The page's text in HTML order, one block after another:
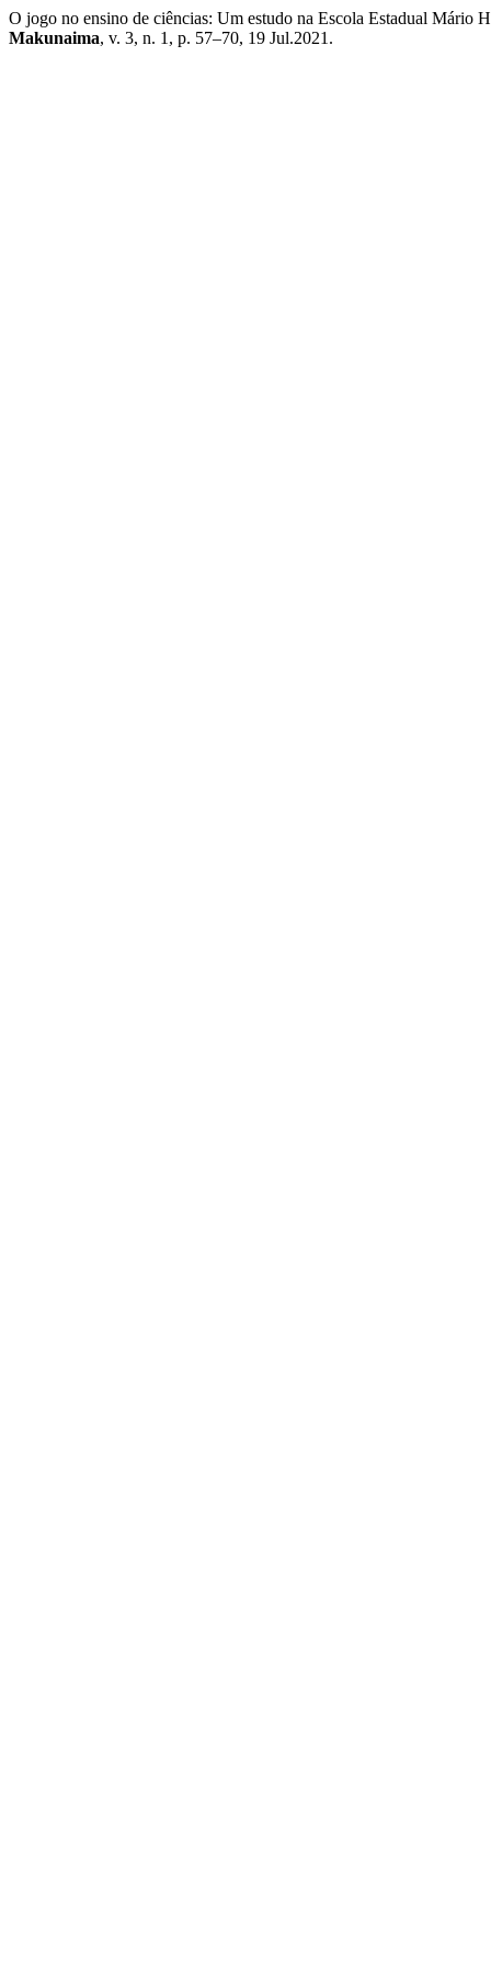
O jogo no ensino de ciências: Um estudo na Escola Estadual Mário
Makunaima, v. 3, n. 1, p. 57–70, 19 Jul.2021.